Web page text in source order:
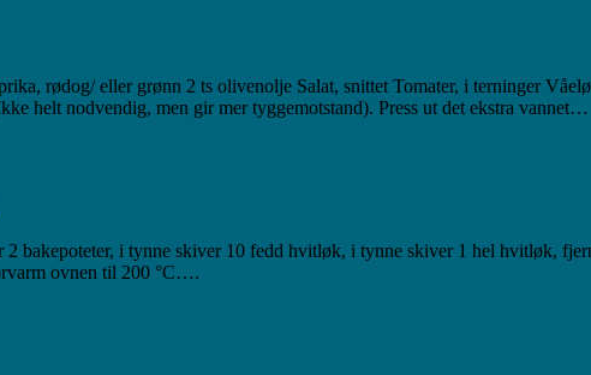
rødog/ eller grønn 2 ts olivenolje Salat, snittet Tomater, i terninger
helt nodvendig, men gir mer tyggemotstand). Press ut det ekstra vannet…
bakepoteter, i tynne skiver 10 fedd hvitløk, i tynne skiver 1 hel hvitløk,
ovnen til 200 °C….